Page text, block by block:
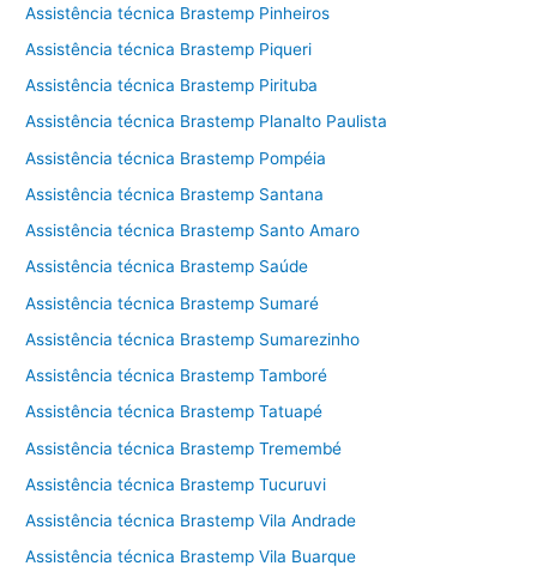
Assistência técnica Brastemp Pinheiros
Assistência técnica Brastemp Piqueri
Assistência técnica Brastemp Pirituba
Assistência técnica Brastemp Planalto Paulista
Assistência técnica Brastemp Pompéia
Assistência técnica Brastemp Santana
Assistência técnica Brastemp Santo Amaro
Assistência técnica Brastemp Saúde
Assistência técnica Brastemp Sumaré
Assistência técnica Brastemp Sumarezinho
Assistência técnica Brastemp Tamboré
Assistência técnica Brastemp Tatuapé
Assistência técnica Brastemp Tremembé
Assistência técnica Brastemp Tucuruvi
Assistência técnica Brastemp Vila Andrade
Assistência técnica Brastemp Vila Buarque